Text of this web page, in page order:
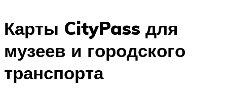
Карты CityPass для
музеев и городского
транспорта